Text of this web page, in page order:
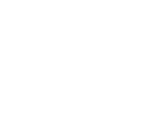
générale